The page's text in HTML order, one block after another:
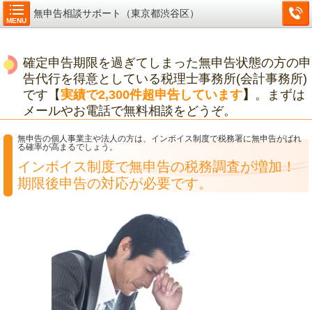
MENU
無申告相談サポート（東京都渋谷区）
確定申告期限を過ぎてしまった無申告状態の方の申
告代行を得意としている税理士事務所(会計事務所)
です【実績で2,300件超申告しています】 。まずは
メールやお電話で無料相談をどうぞ。
無申告の個人事業主や法人の方は、インボイス制度で税務署に無申告がばれ
る確率が高まるでしょう。
インボイス制度で無申告の税務調査が増加！
期限後申告の対応が必要です。